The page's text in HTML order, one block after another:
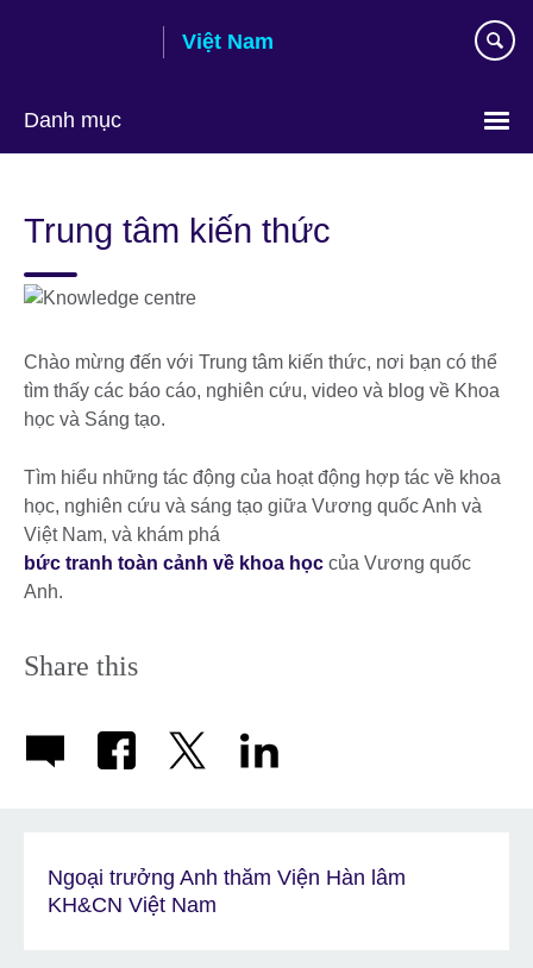
Việt Nam
Danh mục
language
Trung tâm kiến thức
Chào mừng đến với Trung tâm kiến thức, nơi bạn có thể
tìm thấy các báo cáo, nghiên cứu, video và blog về Khoa
học và Sáng tạo.
Tìm hiểu những tác động của hoạt động hợp tác về khoa
học, nghiên cứu và sáng tạo giữa Vương quốc Anh và
Việt Nam, và khám phá
bức tranh toàn cảnh về khoa học của Vương quốc
Anh.
Share this
Ngoại trưởng Anh thăm Viện Hàn lâm
KH&CN Việt Nam